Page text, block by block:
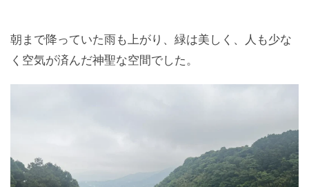
朝まで降っていた雨も上がり、緑は美しく、人も少な
く空気が済んだ神聖な空間でした。